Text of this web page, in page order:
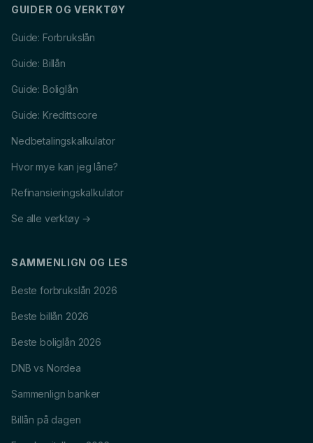
GUIDER OG VERKTØY
Guide: Forbrukslån
Guide: Billån
Guide: Boliglån
Guide: Kredittscore
Nedbetalingskalkulator
Hvor mye kan jeg låne?
Refinansieringskalkulator
Se alle verktøy →
SAMMENLIGN OG LES
Beste forbrukslån 2026
Beste billån 2026
Beste boliglån 2026
DNB vs Nordea
Sammenlign banker
Billån på dagen